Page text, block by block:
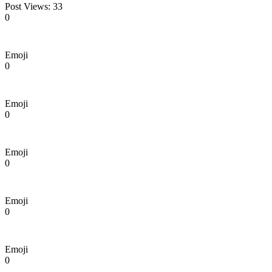
Post Views: 33
0
Emoji
0
Emoji
0
Emoji
0
Emoji
0
Emoji
0